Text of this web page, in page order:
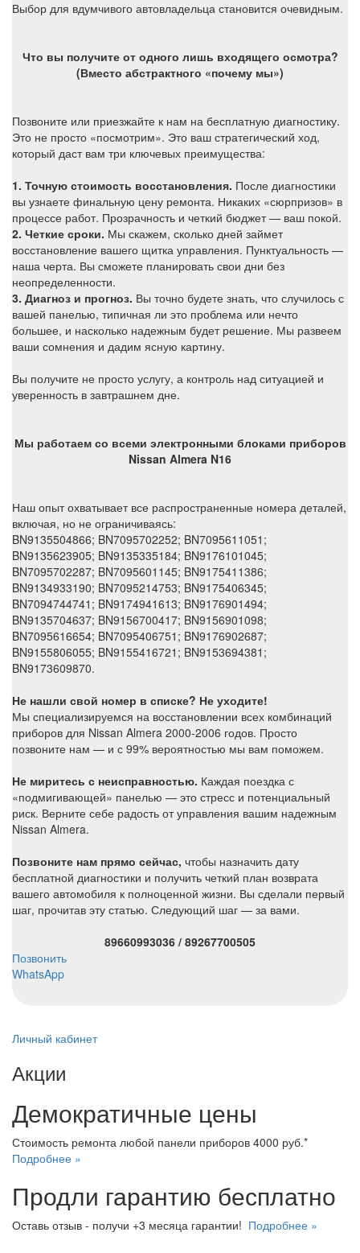
Выбор для вдумчивого автовладельца становится очевидным.
Что вы получите от одного лишь входящего осмотра?
(Вместо абстрактного «почему мы»)
Позвоните или приезжайте к нам на бесплатную диагностику.
Это не просто «посмотрим». Это ваш стратегический ход,
который даст вам три ключевых преимущества:
1. Точную стоимость восстановления. После диагностики
вы узнаете финальную цену ремонта. Никаких «сюрпризов» в
процессе работ. Прозрачность и четкий бюджет — ваш покой.
2. Четкие сроки. Мы скажем, сколько дней займет
восстановление вашего щитка управления. Пунктуальность —
наша черта. Вы сможете планировать свои дни без
неопределенности.
3. Диагноз и прогноз. Вы точно будете знать, что случилось с
вашей панелью, типичная ли это проблема или нечто
большее, и насколько надежным будет решение. Мы развеем
ваши сомнения и дадим ясную картину.
Вы получите не просто услугу, а контроль над ситуацией и
уверенность в завтрашнем дне.
Мы работаем со всеми электронными блоками приборов
Nissan Almera N16
Наш опыт охватывает все распространенные номера деталей,
включая, но не ограничиваясь:
BN9135504866; BN7095702252; BN7095611051;
BN9135623905; BN9135335184; BN9176101045;
BN7095702287; BN7095601145; BN9175411386;
BN9134933190; BN7095214753; BN9175406345;
BN7094744741; BN9174941613; BN9176901494;
BN9135704637; BN9156700417; BN9156901098;
BN7095616654; BN7095406751; BN9176902687;
BN9155806055; BN9155416721; BN9153694381;
BN9173609870.
Не нашли свой номер в списке? Не уходите!
Мы специализируемся на восстановлении всех комбинаций
приборов для Nissan Almera 2000-2006 годов. Просто
позвоните нам — и с 99% вероятностью мы вам поможем.
Не миритесь с неисправностью. Каждая поездка с
«подмигивающей» панелью — это стресс и потенциальный
риск. Верните себе радость от управления вашим надежным
Nissan Almera.
Позвоните нам прямо сейчас, чтобы назначить дату
бесплатной диагностики и получить четкий план возврата
вашего автомобиля к полноценной жизни. Вы сделали первый
шаг, прочитав эту статью. Следующий шаг — за вами.
89660993036 / 89267700505
Позвонить
WhatsApp
Личный кабинет
Акции
Демократичные цены
Стоимость ремонта любой панели приборов 4000 руб.*
Подробнее »
Продли гарантию бесплатно
Оставь отзыв - получи +3 месяца гарантии! Подробнее »